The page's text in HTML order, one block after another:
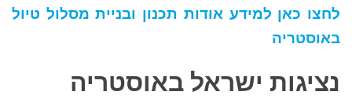
לחצו כאן למידע אודות תכנון ובניית מסלול טיול
באוסטריה
נציגות ישראל באוסטריה